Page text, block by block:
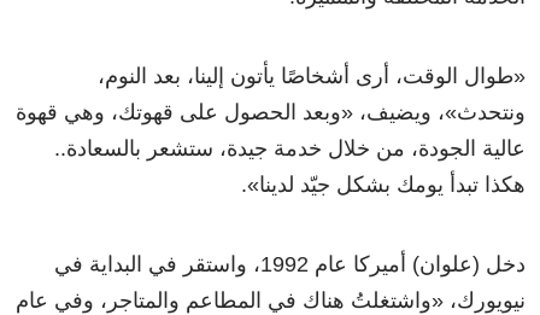
«طوال الوقت، أرى أشخاصًا يأتون إلينا، بعد النوم،
ونتحدث»، ويضيف، «وبعد الحصول على قهوتك، وهي قهوة
عالية الجودة، من خلال خدمة جيدة، ستشعر بالسعادة..
هكذا تبدأ يومك بشكل جيّد لدينا».
دخل (علوان) أميركا عام 1992، واستقر في البداية في
نيويورك، «واشتغلتُ هناك في المطاعم والمتاجر، وفي عام